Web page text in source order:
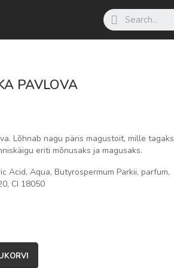
PAVLOVA
Lõhnab nagu päris magustoit, mille tagaks
eriti mõnusaks ja magusaks.
Acid, Aqua, Butyrospermum Parkii, parfum,
CI 18050